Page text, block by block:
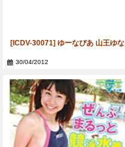
[ICDV-30071] ゆーなぴあ 山王ゆな
30/04/2012